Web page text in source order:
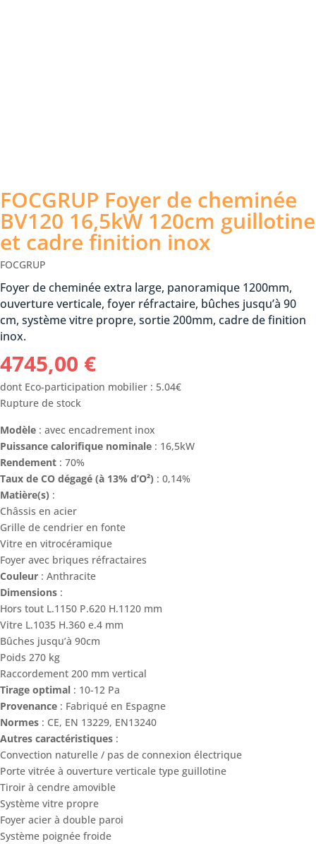
FOCGRUP Foyer de cheminée
BV120 16,5kW 120cm guillotine
et cadre finition inox
FOCGRUP
Foyer de cheminée extra large, panoramique 1200mm,
ouverture verticale, foyer réfractaire, bûches jusqu’à 90
cm, système vitre propre, sortie 200mm, cadre de finition
inox.
4745,00 €
dont Eco-participation mobilier : 5.04€
Rupture de stock
Modèle : avec encadrement inox
Puissance calorifique nominale : 16,5kW
Rendement : 70%
Taux de CO dégagé (à 13% d’O²) : 0,14%
Matière(s) :
Châssis en acier
Grille de cendrier en fonte
Vitre en vitrocéramique
Foyer avec briques réfractaires
Couleur : Anthracite
Dimensions :
Hors tout L.1150 P.620 H.1120 mm
Vitre L.1035 H.360 e.4 mm
Bûches jusqu’à 90cm
Poids 270 kg
Raccordement 200 mm vertical
Tirage optimal : 10-12 Pa
Provenance : Fabriqué en Espagne
Normes : CE, EN 13229, EN13240
Autres caractéristiques :
Convection naturelle / pas de connexion électrique
Porte vitrée à ouverture verticale type guillotine
Tiroir à cendre amovible
Système vitre propre
Foyer acier à double paroi
Système poignée froide